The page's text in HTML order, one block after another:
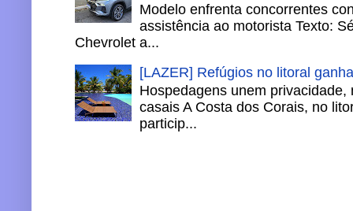
Modelo enfrenta concorrentes
assistência ao motorista Texto:
Chevrolet a...
[LAZER] Refúgios no litoral
Hospedagens unem
casais A Costa dos Corais, no
particip...